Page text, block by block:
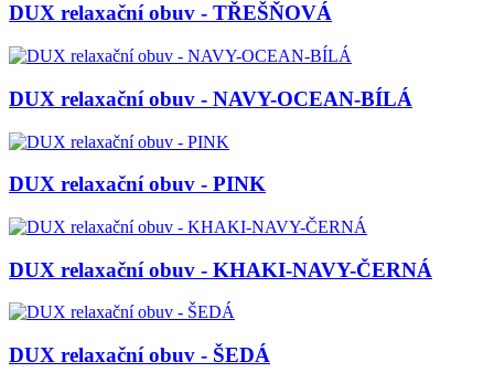
DUX relaxační obuv - TŘEŠŇOVÁ
DUX relaxační obuv - NAVY-OCEAN-BÍLÁ
DUX relaxační obuv - PINK
DUX relaxační obuv - KHAKI-NAVY-ČERNÁ
DUX relaxační obuv - ŠEDÁ